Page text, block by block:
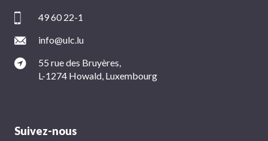
49 60 22-1
info@ulc.lu
55 rue des Bruyères,
L-1274 Howald, Luxembourg
Suivez-nous